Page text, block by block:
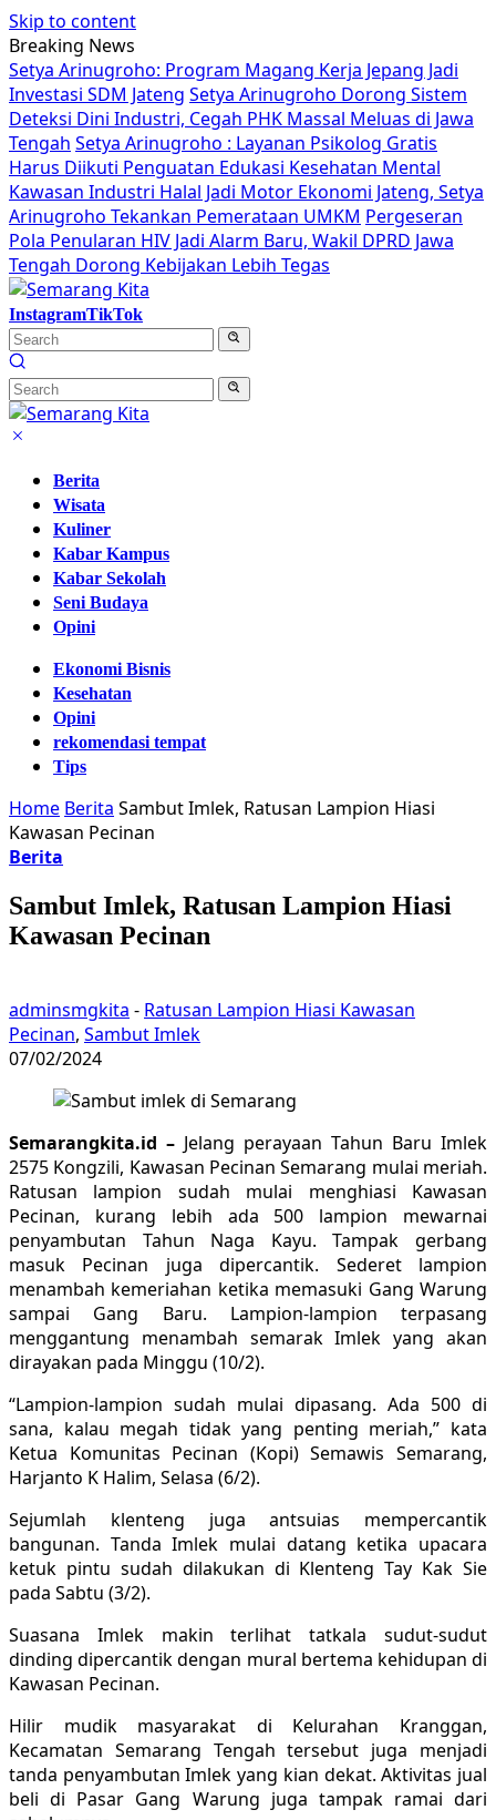
Skip to content
Breaking News
Setya Arinugroho: Program Magang Kerja Jepang Jadi
Investasi SDM Jateng Setya Arinugroho Dorong Sistem
Deteksi Dini Industri, Cegah PHK Massal Meluas di Jawa
Tengah Setya Arinugroho : Layanan Psikolog Gratis
Harus Diikuti Penguatan Edukasi Kesehatan Mental
Kawasan Industri Halal Jadi Motor Ekonomi Jateng, Setya
Arinugroho Tekankan Pemerataan UMKM Pergeseran
Pola Penularan HIV Jadi Alarm Baru, Wakil DPRD Jawa
Tengah Dorong Kebijakan Lebih Tegas
InstagramTikTok
Berita
Wisata
Kuliner
Kabar Kampus
Kabar Sekolah
Seni Budaya
Opini
Ekonomi Bisnis
Kesehatan
Opini
rekomendasi tempat
Tips
Home Berita Sambut Imlek, Ratusan Lampion Hiasi
Kawasan Pecinan
Berita
Sambut Imlek, Ratusan Lampion Hiasi
Kawasan Pecinan
adminsmgkita - Ratusan Lampion Hiasi Kawasan
Pecinan, Sambut Imlek
07/02/2024
Semarangkita.id – Jelang perayaan Tahun Baru Imlek
2575 Kongzili, Kawasan Pecinan Semarang mulai meriah.
Ratusan lampion sudah mulai menghiasi Kawasan
Pecinan, kurang lebih ada 500 lampion mewarnai
penyambutan Tahun Naga Kayu. Tampak gerbang
masuk Pecinan juga dipercantik. Sederet lampion
menambah kemeriahan ketika memasuki Gang Warung
sampai Gang Baru. Lampion-lampion terpasang
menggantung menambah semarak Imlek yang akan
dirayakan pada Minggu (10/2).
“Lampion-lampion sudah mulai dipasang. Ada 500 di
sana, kalau megah tidak yang penting meriah,” kata
Ketua Komunitas Pecinan (Kopi) Semawis Semarang,
Harjanto K Halim, Selasa (6/2).
Sejumlah klenteng juga antsuias mempercantik
bangunan. Tanda Imlek mulai datang ketika upacara
ketuk pintu sudah dilakukan di Klenteng Tay Kak Sie
pada Sabtu (3/2).
Suasana Imlek makin terlihat tatkala sudut-sudut
dinding dipercantik dengan mural bertema kehidupan di
Kawasan Pecinan.
Hilir mudik masyarakat di Kelurahan Kranggan,
Kecamatan Semarang Tengah tersebut juga menjadi
tanda penyambutan Imlek yang kian dekat. Aktivitas jual
beli di Pasar Gang Warung juga tampak ramai dari